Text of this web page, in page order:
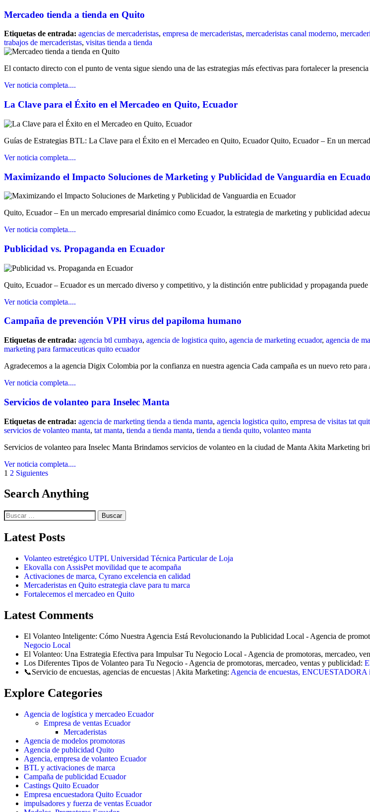
Mercadeo tienda a tienda en Quito
Etiquetas de entrada: agencias de mercaderistas, empresa de mercaderistas, mercaderistas canal moderno,
trabajos de mercaderistas, visitas tienda a tienda
El contacto directo con el punto de venta sigue siendo una de las estrategias más efectivas para fortalecer la
Ver noticia completa....
La Clave para el Éxito en el Mercadeo en Quito, Ecuador
Guías de Estrategias BTL: La Clave para el Éxito en el Mercadeo en Quito, Ecuador Quito, Ecuador – En un
Ver noticia completa....
Maximizando el Impacto Soluciones de Marketing y Publicidad de Vanguardia en
Quito, Ecuador – En un mercado empresarial dinámico como Ecuador, la estrategia de marketing y publicidad
Ver noticia completa....
Publicidad vs. Propaganda en Ecuador
Quito, Ecuador – Ecuador es un mercado diverso y competitivo, y la distinción entre publicidad y propaganda
Ver noticia completa....
Campaña de prevención VPH virus del papiloma humano
Etiquetas de entrada: agencia btl cumbaya, agencia de logistica quito, agencia de marketing ecuador, agencia de
marketing para farmaceuticas quito ecuador
Agradecemos a la agencia Digix Colombia por la confianza en nuestra agencia Cada campaña es un nuevo reto
Ver noticia completa....
Servicios de volanteo para Inselec Manta
Etiquetas de entrada: agencia de marketing tienda a tienda manta, agencia logistica quito, empresa de visitas tat
servicios de volanteo manta, tat manta, tienda a tienda manta, tienda a tienda quito, volanteo manta
Servicios de volanteo para Inselec Manta Brindamos servicios de volanteo en la ciudad de Manta Akita Marketing
Ver noticia completa....
1 2 Siguientes
Search Anything
Latest Posts
Volanteo estretégico UTPL Universidad Técnica Particular de Loja
Ekovalla con AssisPet movilidad que te acompaña
Activaciones de marca, Cyrano excelencia en calidad
Mercaderistas en Quito estrategia clave para tu marca
Fortalecemos el mercadeo en Quito
Latest Comments
El Volanteo Inteligente: Cómo Nuestra Agencia Está Revolucionando la Publicidad Local - Agencia de
Negocio Local
El Volanteo: Una Estrategia Efectiva para Impulsar Tu Negocio Local - Agencia de promotoras, mercadeo,
Los Diferentes Tipos de Volanteo para Tu Negocio - Agencia de promotoras, mercadeo, ventas y publicidad:
📞Servicio de encuestas, agencias de encuestas | Akita Marketing: Agencia de encuestas, ENCUESTADORA
Explore Categories
Agencia de logística y mercadeo Ecuador
Empresa de ventas Ecuador
Mercaderistas
Agencia de modelos promotoras
Agencia de publicidad Quito
Agencia, empresa de volanteo Ecuador
BTL y activaciones de marca
Campaña de publicidad Ecuador
Castings Quito Ecuador
Empresa encuestadora Quito Ecuador
impulsadores y fuerza de ventas Ecuador